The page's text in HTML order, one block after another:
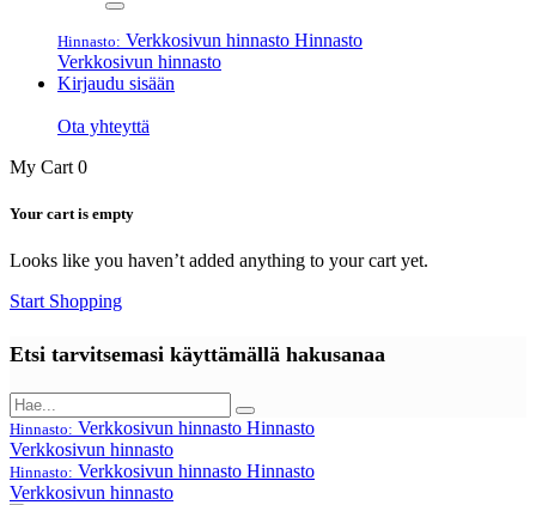
Hinnasto: Verkkosivun hinnasto Hinnasto
Verkkosivun hinnasto
Kirjaudu sisään
Ota yhteyttä
My Cart 0
Your cart is empty
Looks like you haven’t added anything to your cart yet.
Start Shopping
Etsi tarvitsemasi käyttämällä hakusanaa
Hinnasto: Verkkosivun hinnasto Hinnasto
Verkkosivun hinnasto
Hinnasto: Verkkosivun hinnasto Hinnasto
Verkkosivun hinnasto